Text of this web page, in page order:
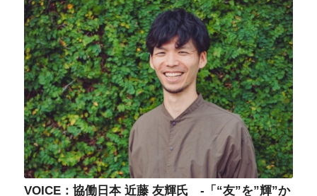
VOICE：協働日本 近藤 友輝氏 -「“友”を”輝”か